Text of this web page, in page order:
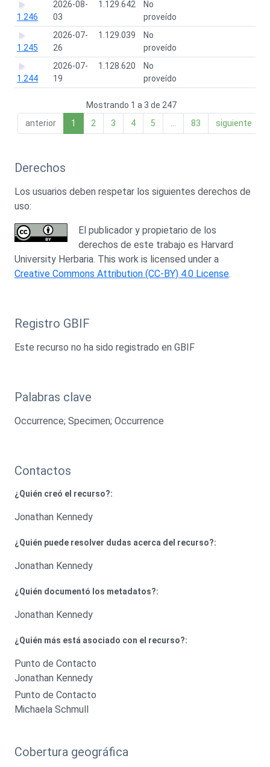
1.246
2026-08-
03
1.129.642
No
proveído
1.245
2026-07-
26
1.129.039
No
proveído
1.244
2026-07-
19
1.128.620
No
proveído
Mostrando 1 a 3 de 247
anterior
1 2 3 4 5 83 siguiente
Derechos
Los usuarios deben respetar los siguientes derechos de
uso:
El publicador y propietario de los
derechos de este trabajo es Harvard
University Herbaria. This work is licensed under a
Creative Commons Attribution (CC-BY) 4.0 License.
Registro GBIF
Este recurso no ha sido registrado en GBIF
Palabras clave
Occurrence; Specimen; Occurrence
Contactos
¿Quién creó el recurso?:
Jonathan Kennedy
¿Quién puede resolver dudas acerca del recurso?:
Jonathan Kennedy
¿Quién documentó los metadatos?:
Jonathan Kennedy
¿Quién más está asociado con el recurso?:
Punto de Contacto
Jonathan Kennedy
Punto de Contacto
Michaela Schmull
Cobertura geográfica